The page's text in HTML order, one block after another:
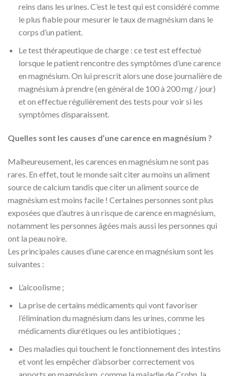
reins dans les urines. C’est le test qui est considéré comme
le plus fiable pour mesurer le taux de magnésium dans le
corps d’un patient.
Le test thérapeutique de charge : ce test est effectué
lorsque le patient rencontre des symptômes d’une carence
en magnésium. On lui prescrit alors une dose journalière de
magnésium à prendre (en général de 100 à 200 mg / jour)
et on effectue régulièrement des tests pour voir si les
symptômes disparaissent.
Quelles sont les causes d’une carence en magnésium ?
Malheureusement, les carences en magnésium ne sont pas
rares. En effet, tout le monde sait citer au moins un aliment
source de calcium tandis que citer un aliment source de
magnésium est moins facile ! Certaines personnes sont plus
exposées que d’autres à un risque de carence en magnésium,
notamment les personnes âgées mais aussi les personnes qui
ont la peau noire.
Les principales causes d’une carence en magnésium sont les
suivantes :
L’alcoolisme ;
La prise de certains médicaments qui vont favoriser
l’élimination du magnésium dans les urines, comme les
médicaments diurétiques ou les antibiotiques ;
Des maladies qui touchent le fonctionnement des intestins
et vont les empêcher d’absorber correctement vos
apports en magnésium, comme la maladie de Crohn, la